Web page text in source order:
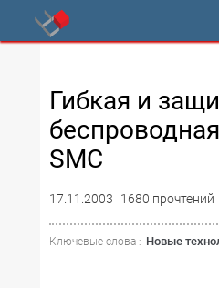
Гибкая и
SMC
17.11.2003 1680 прочтений
Ключевые слова : Новые